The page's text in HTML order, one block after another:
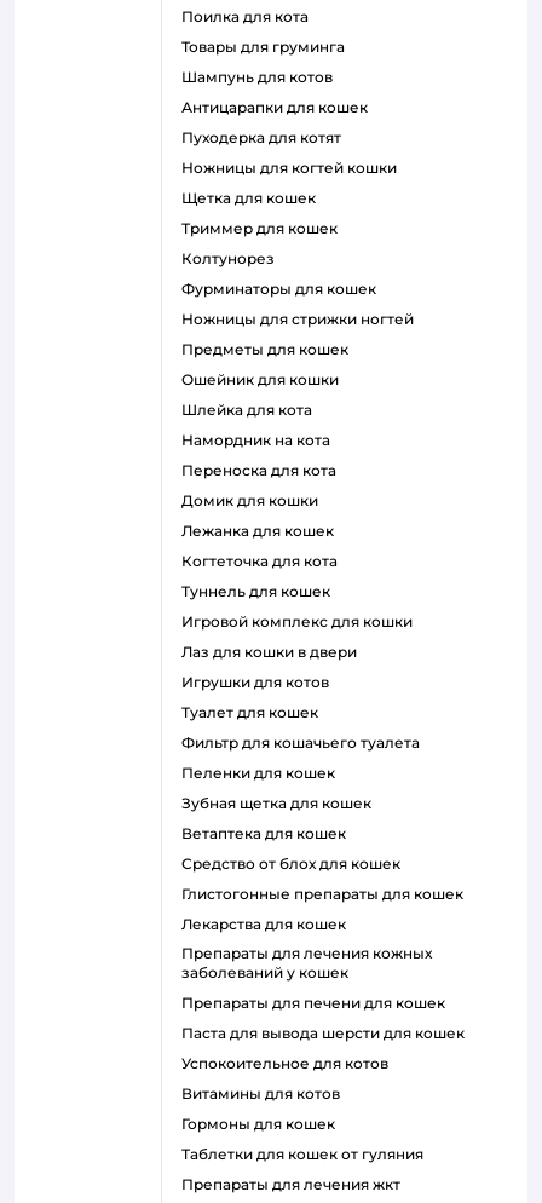
поилка для кота
товары для груминга
шампунь для котов
антицарапки для кошек
пуходерка для котят
ножницы для когтей кошки
щетка для кошек
триммер для кошек
колтунорез
фурминаторы для кошек
ножницы для стрижки ногтей
предметы для кошек
ошейник для кошки
шлейка для кота
намордник на кота
переноска для кота
домик для кошки
лежанка для кошек
когтеточка для кота
туннель для кошек
игровой комплекс для кошки
лаз для кошки в двери
игрушки для котов
туалет для кошек
фильтр для кошачьего туалета
пеленки для кошек
зубная щетка для кошек
ветаптека для кошек
средство от блох для кошек
глистогонные препараты для кошек
лекарства для кошек
препараты для лечения кожных
заболеваний у кошек
препараты для печени для кошек
паста для вывода шерсти для кошек
успокоительное для котов
витамины для котов
гормоны для кошек
таблетки для кошек от гуляния
препараты для лечения жкт